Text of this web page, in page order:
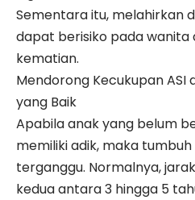
Sementara itu, melahirkan
dapat berisiko pada
kematian.
Mendorong Kecukupan ASI
yang Baik
Apabila anak yang belum
memiliki adik, maka
terganggu. Normalnya,
kedua antara 3 hingga 5